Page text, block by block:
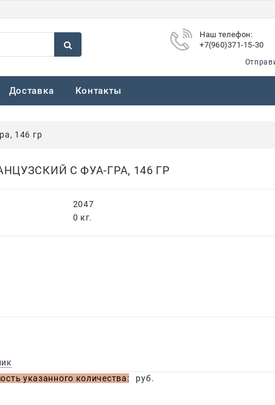
Наш телефон:
+7(960)371-15-30
Доставка Контакты
146 гр
С ФУА-ГРА, 146 ГР
2047
0 кг.
указанного количества:
руб.